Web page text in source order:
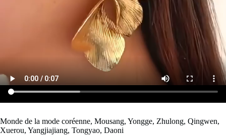
Monde de la mode coréenne, Mousang, Yongge, Zhulong, Qingwen,
Xuerou, Yangjiajiang, Tongyao, Daoni